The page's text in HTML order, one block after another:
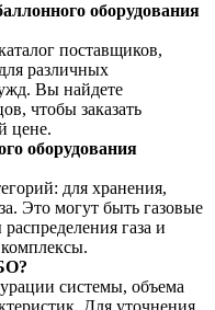
оборудования
поставщиков,
различных
Вы найдете
чтобы заказать
цене.
оборудования
для хранения,
Это могут быть газовые
газа и
системы, объема